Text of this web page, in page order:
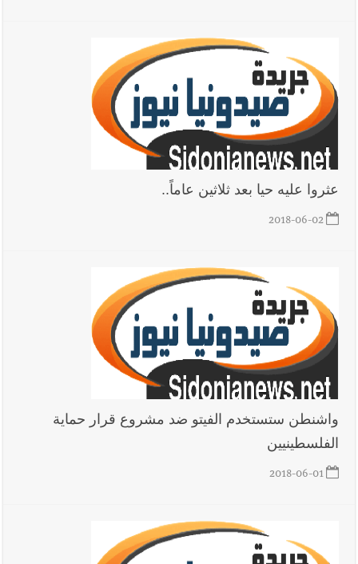
عثروا عليه حيا بعد ثلاثين عاماً..
2018-06-02
واشنطن ستستخدم الفيتو ضد مشروع قرار حماية
الفلسطينيين
2018-06-01